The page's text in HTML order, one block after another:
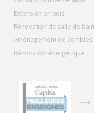
Extension en bois
Rénovation de salle de bain
Aménagement de combles
Rénovation énergétique